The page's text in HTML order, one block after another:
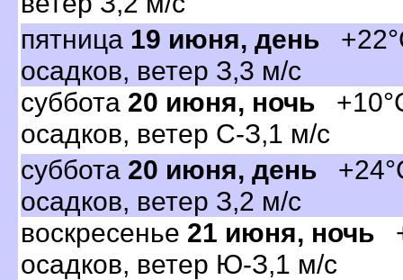
пятница 19 июня, день
осадков, ветер З,3 м/с
суббота 20 июня, ночь
осадков, ветер С-З,1 м/с
суббота 20 июня, день
осадков, ветер З,2 м/с
оскресенье 21 июня, ночь
осадков, ветер Ю-З,1 м/с